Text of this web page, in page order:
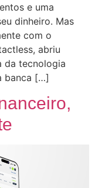
e uma
dinheiro. Mas
com o
abriu
da tecnologia
banca […]